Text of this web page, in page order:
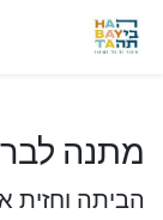
מתנה
הביתה וחזית